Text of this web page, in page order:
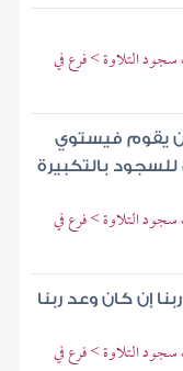
التلاوة > فرع في
يقوم فيستوي
للسجود بالتكبيرة
التلاوة > فرع في
إن كان وعد ربنا
التلاوة > فرع في